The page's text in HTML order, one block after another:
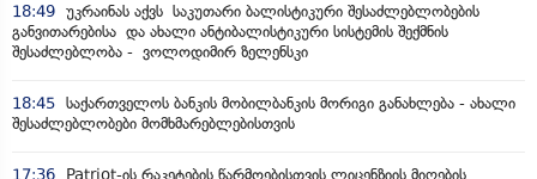
18:49 უკრაინას აქვს საკუთარი ბალისტიკური შესაძლებლობების
განვითარებისა და ახალი ანტიბალისტიკური სისტემის შექმნის
შესაძლებლობა - ვოლოდიმირ ზელენსკი
18:45 საქართველოს ბანკის მობილბანკის მორიგი განახლება - ახალი
შესაძლებლობები მომხმარებლებისთვის
17:36
Patriot-ის რაკეტების წარმოებისთვის ლიცენზიის მიღების